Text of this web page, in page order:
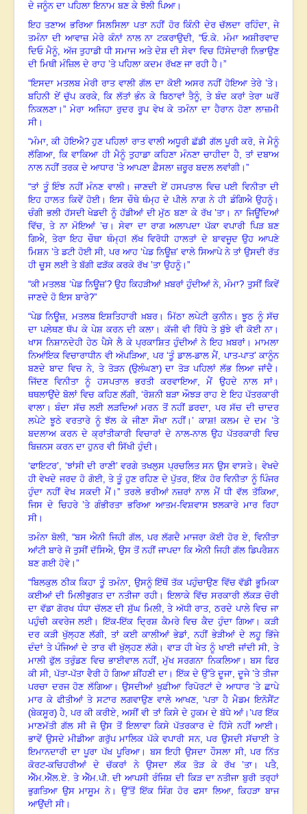
ਦੇ ਜਨੂੰਨ ਦਾ ਪਹਿਲਾ ਇਨਾਮ ਬਣ ਕੇ ਝੋਲੀ ਪਿਆ।
ਇਹ ਤਣਾਅ ਭਰਿਆ ਸਿਲਸਿਲਾ ਪਤਾ ਨਹੀਂ ਹੋਰ ਕਿੰਨੀ ਦੇਰ ਚੱਲਦਾ ਰਹਿੰਦਾ,ਜੇ
ਤਮੰਨਾ ਦੀ ਆਵਾਜ਼ ਮੇਰੇ ਕੰਨਾਂ ਨਾਲ ਨਾ ਟਕਰਾਉਦੀ, “ਓ.ਕੇ. ਮੰਮਾ ਅਸ਼ੀਰਵਾਦ
ਦਿਓ ਮੈਨੂੰ, ਅੱਜ ਤੁਹਾਡੀ ਧੀ ਸਮਾਜ ਅਤੇ ਦੇਸ਼ ਦੀ ਸੇਵਾ ਵਿਚ ਹਿੱਸੇਦਾਰੀ ਨਿਭਾਉਣ
ਦੀ ਮਿਥੀ ਮੰਜ਼ਿਲ ਦੇ ਰਾਹ ’ਤੇ ਪਹਿਲਾ ਕਦਮ ਰੱਖਣ ਜਾ ਰਹੀ ਹੈ । ”
“ਇਸਦਾ ਮਤਲਬ ਮੇਰੀ ਰਾਤ ਵਾਲੀ ਗੱਲ ਦਾ ਕੋਈ ਅਸਰ ਨਹੀਂ ਹੋਇਆ ਤੇਰੇ ’ਤੇ।
ਬਹਿਨੀ ਏਂ ਚੁੱਪ ਕਰਕੇ,ਕਿ ਲੱਤਾਂ ਭੰਨ ਕੇ ਬਿਠਾਵਾਂ ਤੈਨੂੰ, ਤੇ ਬੰਦ ਕਰਾਂ ਤੇਰਾ ਘਰੋਂ
ਨਿਕਲਣਾ । ” ਮੇਰਾ ਅਜਿਹਾ ਰੁਦਰ ਰੂਪ ਵੇਖ ਕੇ ਤਮੰਨਾ ਦਾ ਹੈਰਾਨ ਹੋਣਾ ਲਾਜ਼ਮੀ
ਸੀ।
“ਮੰਮਾ,ਕੀ ਹੋਇਐ? ਹੁਣ ਪਹਿਲਾਂ ਰਾਤ ਵਾਲੀ ਅਧੂਰੀ ਛੱਡੀ ਗੱਲ ਪੂਰੀ ਕਰੋ, ਜੇ ਮੈਨੂੰ
ਲੱਗਿਆ,ਕਿ ਵਾਕਿਆ ਹੀ ਮੈਨੂੰ ਤੁਹਾਡਾ ਕਹਿਣਾ ਮੰਨਣਾ ਚਾਹੀਦਾ ਹੈ, ਤਾਂ ਦਬਾਅ
ਨਾਲ ਨਹੀਂ ਤਰਕ ਦੇ ਆਧਾਰ ’ਤੇ ਆਪਣਾ ਫ਼ੈਸਲਾ ਜ਼ਰੂਰ ਬਦਲ ਲਵਾਂਗੀ। ”
“ਤਾਂ ਤੂੰ ਇੰਝ ਨਹੀਂ ਮੰਨਣ ਵਾਲੀ। ਜਾਣਦੀ ਏਂ ਹਸਪਤਾਲ ਵਿਚ ਪਈ ਵਿਨੀਤਾ ਦੀ
ਇਹ ਹਾਲਤ ਕਿਵੇਂ ਹੋਈ।ਇਸ ਚੌਥੇ ਥੰਮ੍ਹ ਦੇ ਪੀਲੇ ਨਾਗ ਨੇ ਹੀ ਡੰਗਿਐ ਉਹਨੂੰ।
ਚੰਗੀ ਭਲੀ ਹੱਸਦੀ ਖੇਡਦੀ ਨੂੰ ਹੱਡੀਆਂ ਦੀ ਮੁੱਠ ਬਣਾ ਕੇ ਰੱਖ ’ਤਾ ।ਨਾ ਜਿਊਂਦਿਆਂ
ਵਿੱਚ,ਤੇ ਨਾ ਮੋਇਆਂ ’ਚ।ਸੇਵਾ ਦਾ ਰਾਗ ਅਲਾਪਦਾ ਪੱਕਾ ਵਪਾਰੀ ਪਿੜ ਬਣ
ਗਿਐ, ਤੇਰਾ ਇਹ ਚੌਥਾ ਥੰਮ੍ਹ! ਲੱਖ ਵਿਰੋਧੀ ਹਾਲਤਾਂ ਦੇ ਬਾਵਜੂਦ ਉਹ ਆਪਣੇ
ਮਿਸ਼ਨ ’ਤੇ ਡਟੀ ਹੋਈ ਸੀ, ਪਰ ਆਹ ‘ਪੇਡ ਨਿਊਜ਼’ ਵਾਲੇ ਸਿਆਪੇ ਨੇ ਤਾਂ ਉਸਦੀ ਰੱਤ
ਹੀ ਚੂਸ ਲਈ ਤੇ ਬੱਗੀ ਫੜੱਕ ਕਰਕੇ ਰੱਖ ’ਤਾ ਉਹਨੂੰ। ”
“ਕੀ ਮਤਲਬ ‘ਪੇਡ ਨਿਊਜ਼’? ਉਹ ਕਿਹੜੀਆਂ ਖ਼ਬਰਾਂ ਹੁੰਦੀਆਂ ਨੇ,ਮੰਮਾ? ਤੁਸੀਂ ਕਿਵੇਂ
ਜਾਣਦੇ ਹੋ ਇਸ ਬਾਰੇ?”
“ਪੇਡ ਨਿਊਜ਼, ਮਤਲਬ ਇਸ਼ਤਿਹਾਰੀ ਖ਼ਬਰ।ਮਿੱਠਾ ਲਪੇਟੀ ਕੁਨੀਨ।ਝੂਠ ਨੂੰ ਸੱਚ
ਦਾ ਪਲੇਥਣ ਥੱਪ ਕੇ ਪੇਸ਼ ਕਰਨ ਦੀ ਕਲਾ । ਕੱਜੀ ਵੀ ਰਿੱਧੇ ਤੇ ਬੁੱਝੇ ਵੀ ਕੋਈ ਨਾ ।
ਖਾਸ ਨਿਸ਼ਾਨਦੇਹੀ ਹੇਠ ਪੈਸੇ ਲੈ ਕੇ ਪ੍ਰਕਾਸ਼ਿਤ ਹੁੰਦੀਆਂ ਨੇ ਇਹ ਖ਼ਬਰਾਂ । ਮਾਮਲਾ
ਨਿਆਂਇਕ ਵਿਚਾਰਾਧੀਨ ਵੀ ਅੱਪੜਿਆ, ਪਰ ‘ਤੂੰ ਡਾਲ-ਡਾਲ ਮੈਂ, ਪਾਤ-ਪਾਤ’ ਕਾਨੂੰਨ
ਬਣਦੇ ਬਾਦ ਵਿਚ ਨੇ, ਤੇ ਤੋੜਨ (ਉਲੰਘਣਾ) ਦਾ ਤੋੜ ਪਹਿਲਾਂ ਲੱਭ ਲਿਆ ਜਾਂਦੈ ।
ਜਿੱਦਣ ਵਿਨੀਤਾ ਨੂੰ ਹਸਪਤਾਲ ਭਰਤੀ ਕਰਵਾਇਆ,ਮੈਂ ਉਹਦੇ ਨਾਲ ਸਾਂ ।
ਥਥਲਾਉਂਦੇ ਬੋਲਾਂ ਵਿਚ ਕਹਿਣ ਲੱਗੀ, ‘ਰੋਸ਼ਨੀ ਬੜਾ ਔਝੜ ਰਾਹ ਏ ਇਹ ਪੱਤਰਕਾਰੀ
ਵਾਲਾ ।ਬੰਦਾ ਸੱਚ ਲਈ ਲੜਦਿਆਂ ਮਰਨ ਤੋਂ ਨਹੀਂ ਡਰਦਾ, ਪਰ ਸੱਚ ਦੀ ਚਾਦਰ
ਲਪੇਟੇ ਝੂਠੇ ਵਰਤਾਰੇ ਨੂੰ ਝੱਲ ਕੇ ਜੀਣਾ ਸੌਖਾ ਨਹੀਂ। ’ ਕਾਸ਼! ਕਲਮ ਦੇ ਦਮ ’ਤੇ
ਬਦਲਾਅ ਕਰਨ ਦੇ ਕ੍ਰਾਂਤੀਕਾਰੀ ਵਿਚਾਰਾਂ ਦੇ ਨਾਲ-ਨਾਲ ਉਹ ਪੱਤਰਕਾਰੀ ਵਿਚ
ਬਿਜ਼ਨਸ ਕਰਨ ਦਾ ਹੁਨਰ ਵੀ ਸਿੱਖੀ ਹੁੰਦੀ।
‘ਫਾਇਟਰ’, ‘ਝਾਂਸੀ ਦੀ ਰਾਣੀ’ ਵਰਗੇ ਤਖਲੁਸ ਪ੍ਰਚਲਿਤ ਸਨ ਉਸ ਵਾਸਤੇ।ਵੇਖਦੇ
ਹੀ ਵੇਖਦੇ ਜਰਦ ਹੋ ਗੋਈ,ਤੇ ਤੂੰ ਹੁਣ ਰਹਿਣ ਦੇ ਪੁੱਤਰ,ਇੱਕ ਹੋਰ ਵਿਨੀਤਾ ਨੂੰ ਪਿੰਜਰ
ਹੁੰਦਾ ਨਹੀਂ ਵੇਖ ਸਕਦੀ ਮੈਂ। ” ਤਰਲੇ ਭਰੀਆਂ ਨਜ਼ਰਾਂ ਨਾਲ ਮੈਂ ਧੀ ਵੱਲ ਤੱਕਿਆ,
ਜਿਸ ਦੇ ਚਿਹਰੇ ’ਤੇ ਗੰਭੀਰਤਾ ਭਰਿਆ ਆਤਮ-ਵਿਸ਼ਵਾਸ ਝਲਕਾਰੇ ਮਾਰ ਰਿਹਾ
ਸੀ।
ਤਮੰਨਾ ਬੋਲੀ, “ਬਸ ਐਨੀ ਜਿਹੀ ਗੱਲ, ਪਰ ਲੱਗਦੈ ਮਾਜਰਾ ਕੋਈ ਹੋਰ ਏ, ਵਿਨੀਤਾ
ਆਂਟੀ ਬਾਰੇ ਜੋ ਤੁਸੀਂ ਦੱਸਿਐ, ਉਸ ਤੋਂ ਨਹੀਂ ਜਾਪਦਾ ਕਿ ਐਨੀ ਜਿਹੀ ਗੱਲ ਡਿਪਰੈਸ਼ਨ
ਬਣ ਗਈ ਹੋਵੇ।”
“ਬਿਲਕੁਲ ਠੀਕ ਕਿਹਾ ਤੂੰ ਤਮੰਨਾ, ਉਸਨੂੰ ਇੱਥੋਂ ਤੱਕ ਪਹੁੰਚਾਉਣ ਵਿੱਚ ਵੱਡੀ ਭੂਮਿਕਾ
ਕਈਆਂ ਦੀ ਮਿਲੀਭੁਗਤ ਦਾ ਨਤੀਜਾ ਰਹੀ।ਇਲਾਕੇ ਵਿੱਚ ਸਰਕਾਰੀ ਲੱਕੜ ਚੋਰੀ
ਦਾ ਵੱਡਾ ਗੋਰਖ ਧੰਧਾ ਚੱਲਣ ਦੀ ਸੁੱਘ ਮਿਲੀ,ਤੇ ਅੱਧੀ ਰਾਤ,ਠਰਦੇ ਪਾਲੇ ਵਿਚ ਜਾ
ਪਹੁੰਚੀ ਕਵਰੇਜ ਲਈ।ਇੱਕ-ਇੱਕ ਦ੍ਰਿਸ਼ ਕੈਮਰੇ ਵਿਚ ਕੈਦ ਹੁੰਦਾ ਗਿਆ।ਕੜੀ
ਦਰ ਕੜੀ ਖੁੱਲ੍ਹਣ ਲੱਗੀ, ਤਾਂ ਕਈ ਕਾਲੀਆਂ ਭੇਡਾਂ, ਨਹੀਂ ਭੇੜੀਆਂ ਦੇ ਲਹੂ ਭਿੱਜੇ
ਦੰਦਾਂ ਤੇ ਪੰਜਿਆਂ ਦੇ ਤਾਰ ਵੀ ਖੁੱਲ੍ਹਣ ਲੱਗੇ। ਵਾੜ ਹੀ ਖੇਤ ਨੂੰ ਖਾਈ ਜਾਂਦੀ ਸੀ,ਤੇ
ਮਾਲੀ ਫੁੱਲ ਤਰੁੰਡਣ ਵਿਚ ਭਾਈਵਾਲ ਨਹੀਂ, ਮੁੱਖ ਸਰਗਨਾ ਨਿਕਲਿਆ। ਬਸ ਫਿਰ
ਕੀ ਸੀ, ਪੱਤਾ-ਪੱਤਾ ਵੈਰੀ ਹੋ ਗਿਆ ਸ਼ੀਂਹਣੀ ਦਾ ।ਇੱਕ ਦੇ ਉੱਤੇ ਦੂਜਾ, ਦੂਜੇ ’ਤੇ ਤੀਜਾ
ਪਰਚਾ ਦਰਜ ਹੋਣ ਲੱਗਿਆ।ਉਸਦੀਆਂ ਖੁਫ਼ੀਆ ਰਿਪੋਰਟਾਂ ਦੇ ਆਧਾਰ ’ਤੇ ਛਾਪੇ
ਮਾਰ ਕੇ ਫੀਤੀਆਂ ਤੇ ਸਟਾਰ ਲਗਵਾਉਣ ਵਾਲੇ ਆਖਣ, ‘ਪਤਾ ਹੈ ਮੈਡਮ ਇਨੋਸੈਂਟ
(ਬੇਕਸੂਰ) ਹੈ,ਪਰ ਕੀ ਕਰੀਏ, ਅਸੀਂ ਵੀ ਤਾਂ ਕਿਸੇ ਦੇ ਹੁਕਮ ਦੇ ਬੱਧੇ ਆਂ।’ਪਰ ਇੱਕ
ਮਾਣਮੱਤੀ ਗੱਲ ਸੀ ਜੋ ਉਸ ਤੋਂ ਇਲਾਵਾ ਕਿਸੇ ਪੱਤਰਕਾਰ ਦੇ ਹਿੱਸੇ ਨਹੀਂ ਆਈ।
ਭਾਵੇਂ ਉਸਦੇ ਮੀਡੀਆ ਗਰੁੱਪ ਮਾਲਿਕ ਪੱਕੇ ਵਪਾਰੀ ਸਨ,ਪਰ ਉਸਦੀ ਸੱਚਾਈ ਤੇ
ਇਮਾਨਦਾਰੀ ਦਾ ਪੂਰਾ ਪੱਖ ਪੂਰਿਆ। ਬਸ ਇਹੀ ਉਸਦਾ ਹੌਸਲਾ ਸੀ,ਪਰ ਨਿੱਤ
ਕੋਰਟ-ਕਚਿਹਰੀਆਂ ਦੇ ਚੱਕਰਾਂ ਨੇ ਉਸਦਾ ਲੱਕ ਤੋੜ ਕੇ ਰੱਖ ’ਤਾ । ਪਤੈ,
ਐੱਮ.ਐੱਲ.ਏ. ਤੇ ਐੱਮ.ਪੀ. ਦੀ ਆਪਸੀ ਰੰਜਿਸ਼ ਦੀ ਕਿੜ ਦਾ ਨਤੀਜਾ ਬੁਰੀ ਤਰ੍ਹਾਂ
ਭੁਗਤਿਆ ਉਸ ਮਾਸੂਮ ਨੇ। ਉੱਤੋਂ ਇੱਕ ਸਿੰਗ ਹੋਰ ਫਸਾ ਲਿਆ,ਕਿਹੜਾ ਬਾਜ
ਆਉਂਦੀ ਸੀ।